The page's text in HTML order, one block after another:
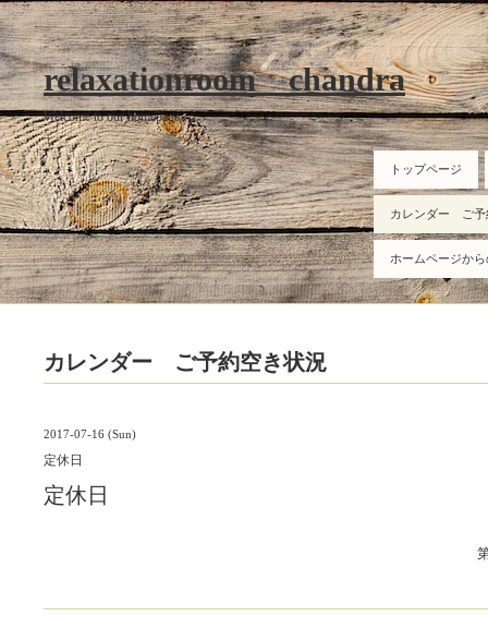
relaxationroom chandra
Welcome to our homepage
トップページ
カレンダー ご予
ホームページか
カレンダー ご予約空き状況
2017-07-16 (Sun)
定休日
定休日